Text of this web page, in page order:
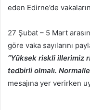
eden Edirne’de
27 Şubat – 5 Mart
göre vaka sayılarını
“Yüksek riskli illerimiz
tedbirli olmalı.
mesajına yer verirken